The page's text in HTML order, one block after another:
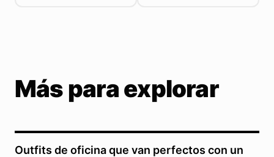
Más para explorar
Outfits de oficina que van perfectos con un